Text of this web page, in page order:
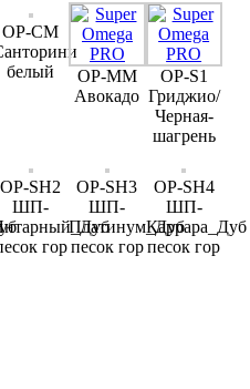
OP-CM
белый
OP-MM
Авокадо
OP-S1
Гриджио/
Черная-
шагрень
OP-SH2
ШП-
гор
OP-SH3
ШП-
Платинум_Дуб
песок гор
OP-SH4
ШП-
Каррара_Дуб
песок гор